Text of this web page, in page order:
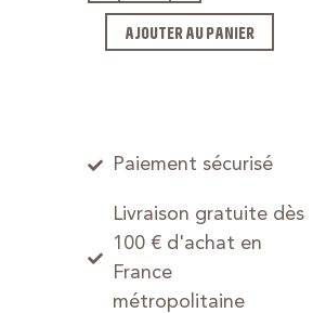
AJOUTER AU PANIER
Paiement sécurisé
Livraison gratuite dès
100 € d'achat en
France
métropolitaine